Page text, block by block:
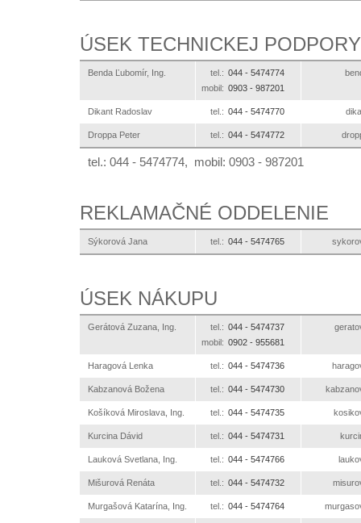
ÚSEK TECHNICKEJ
Benda Ľubomír, Ing.
tel.:
mobil:
044 - 5474774
0903 - 987201
Dikant Radoslav tel.: 044 - 5474770
Droppa Peter tel.: 044 - 5474772
tel.: 044 - 5474774, mobil: 0903 - 987201
REKLAMAČNÉ ODDELENIE
Sýkorová Jana tel.: 044 - 5474765
ÚSEK NÁKUPU
Gerátová Zuzana, Ing.
tel.:
mobil:
044 - 5474737
0902 - 955681
Haragová Lenka tel.: 044 - 5474736
Kabzanová Božena tel.: 044 - 5474730
Košíková Miroslava, Ing. tel.: 044 - 5474735
Kurcina Dávid tel.: 044 - 5474731
Lauková Svetlana, Ing. tel.: 044 - 5474766
Mišurová Renáta tel.: 044 - 5474732
Murgašová Katarína, Ing. tel.: 044 - 5474764